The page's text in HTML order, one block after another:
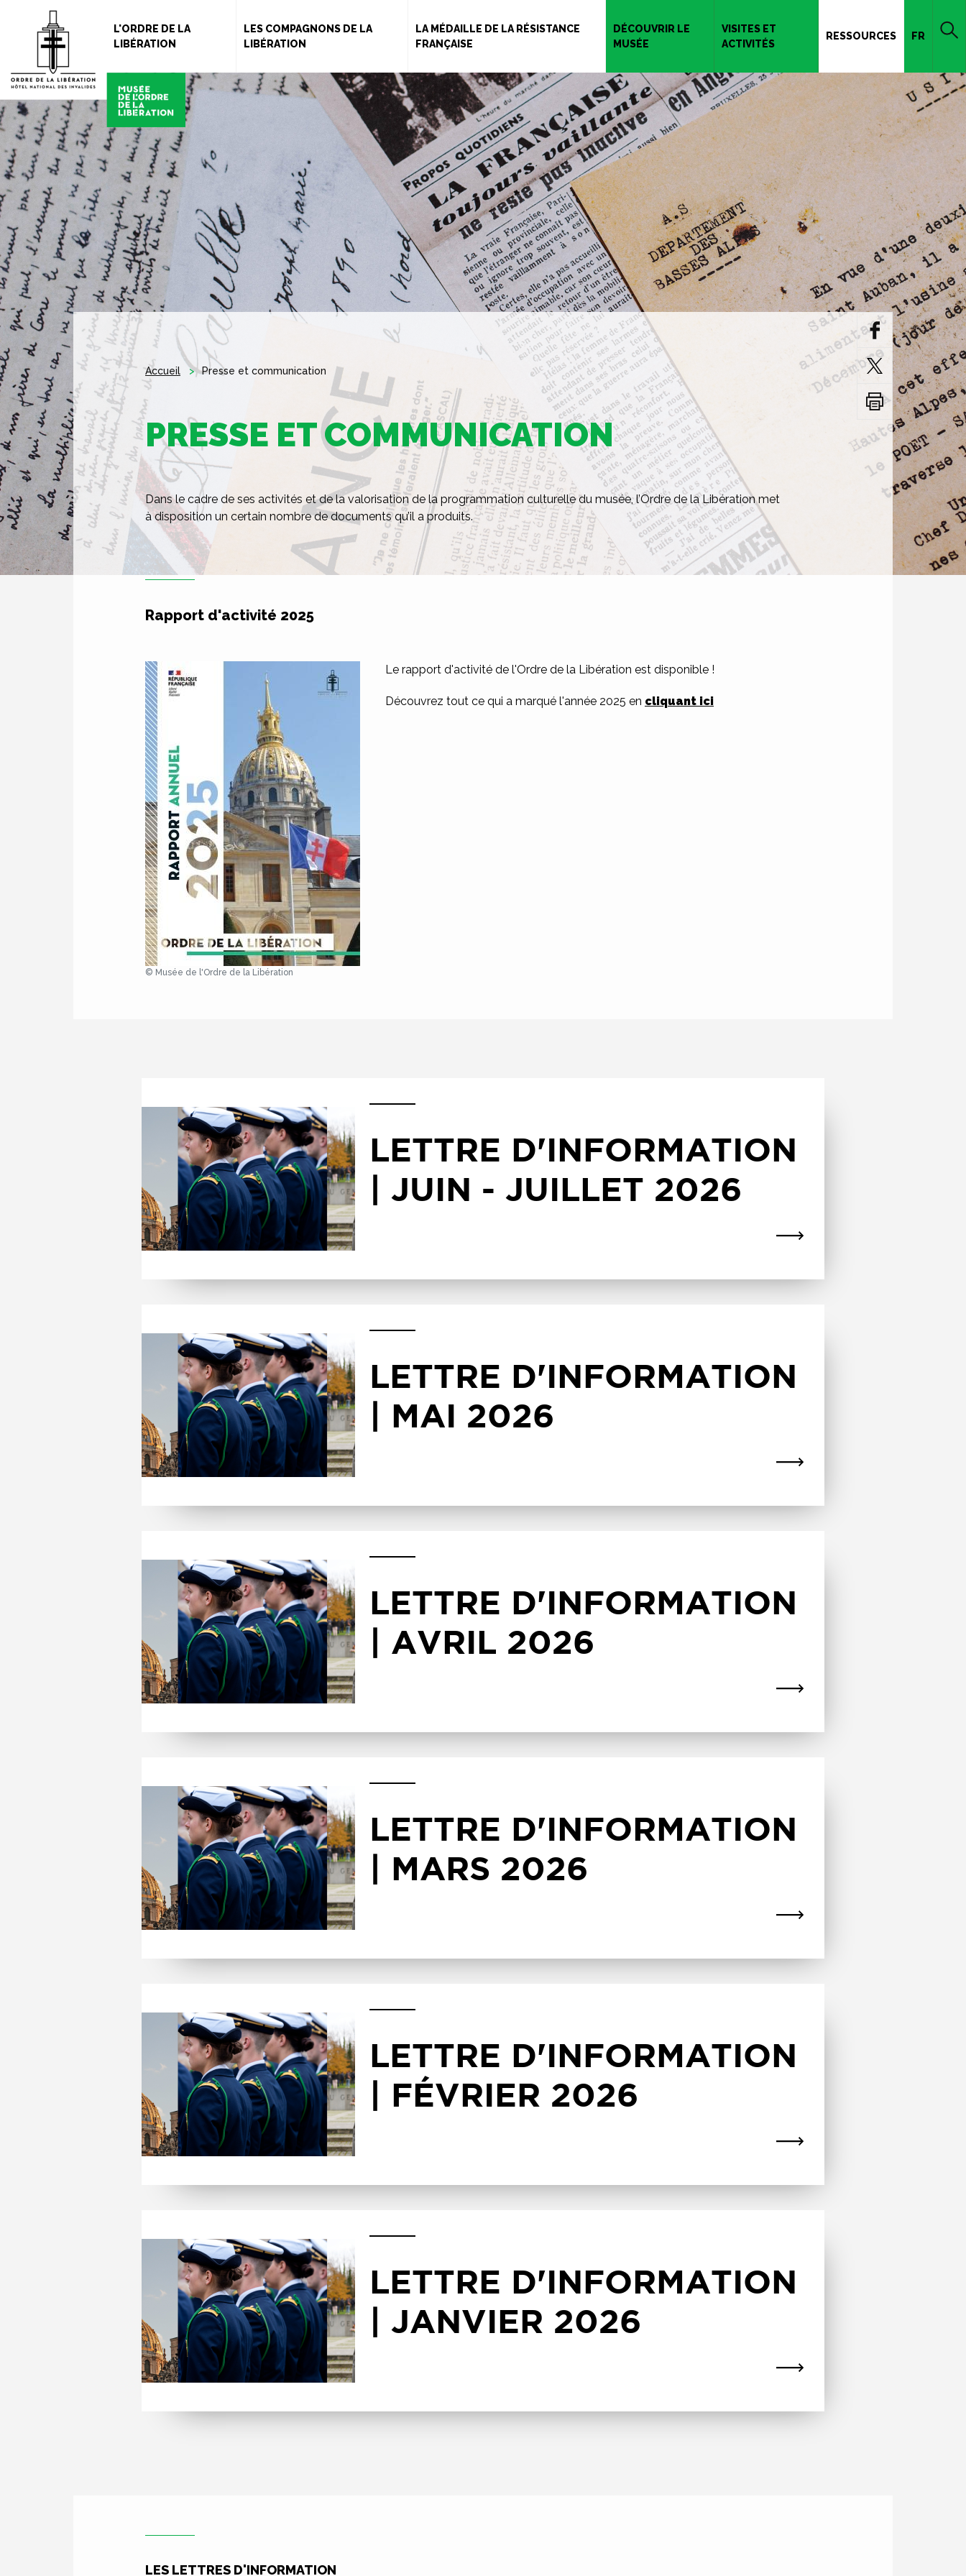
au
L'ORDRE DE LA
LIBÉRATION
LES COMPAGNONS DE LA
LIBÉRATION
LA MÉDAILLE DE LA RÉSISTANCE
FRANÇAISE
DÉCOUVRIR LE
MUSÉE
VISITES ET
ACTIVITÉS
RESSOURCES FR
Accueil Presse et communication
PRESSE ET COMMUNICATION
Dans le cadre de ses activités et de la valorisation de la programmation culturelle du musée, l’Ordre de la Libération met
à disposition un certain nombre de documents qu’il a produits.
Rapport d'activité 2025
© Musée de l'Ordre de la Libération
Le rapport d'activité de l'Ordre de la Libération est disponible !
Découvrez tout ce qui a marqué l'année 2025 en cliquant ici
LETTRE D'INFORMATION
| JUIN - JUILLET 2026
LETTRE D'INFORMATION
| MAI 2026
LETTRE D'INFORMATION
| AVRIL 2026
LETTRE D'INFORMATION
| MARS 2026
LETTRE D'INFORMATION
| FÉVRIER 2026
LETTRE D'INFORMATION
| JANVIER 2026
LES LETTRES D'INFORMATION